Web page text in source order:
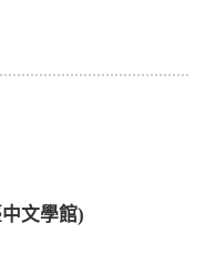
文學館)